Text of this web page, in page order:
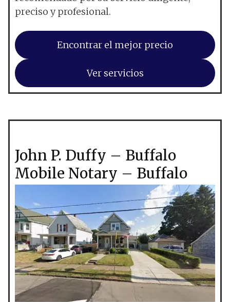
preciso y profesional.
Encontrar el mejor precio
Ver servicios
John P. Duffy – Buffalo
Mobile Notary – Buffalo